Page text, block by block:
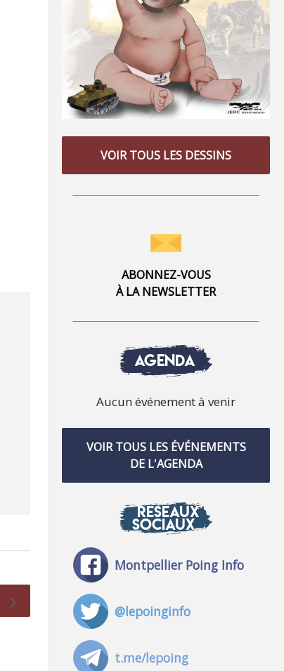
VOIR TOUS LES DESSINS
ABONNEZ-VOUS
À LA NEWSLETTER
AGENDA
Aucun événement à venir
VOIR TOUS LES ÉVÉNEMENTS
DE L'AGENDA
RÉSEAUX
SOCIAUX
Montpellier Poing Info
@lepoinginfo
t.me/lepoing